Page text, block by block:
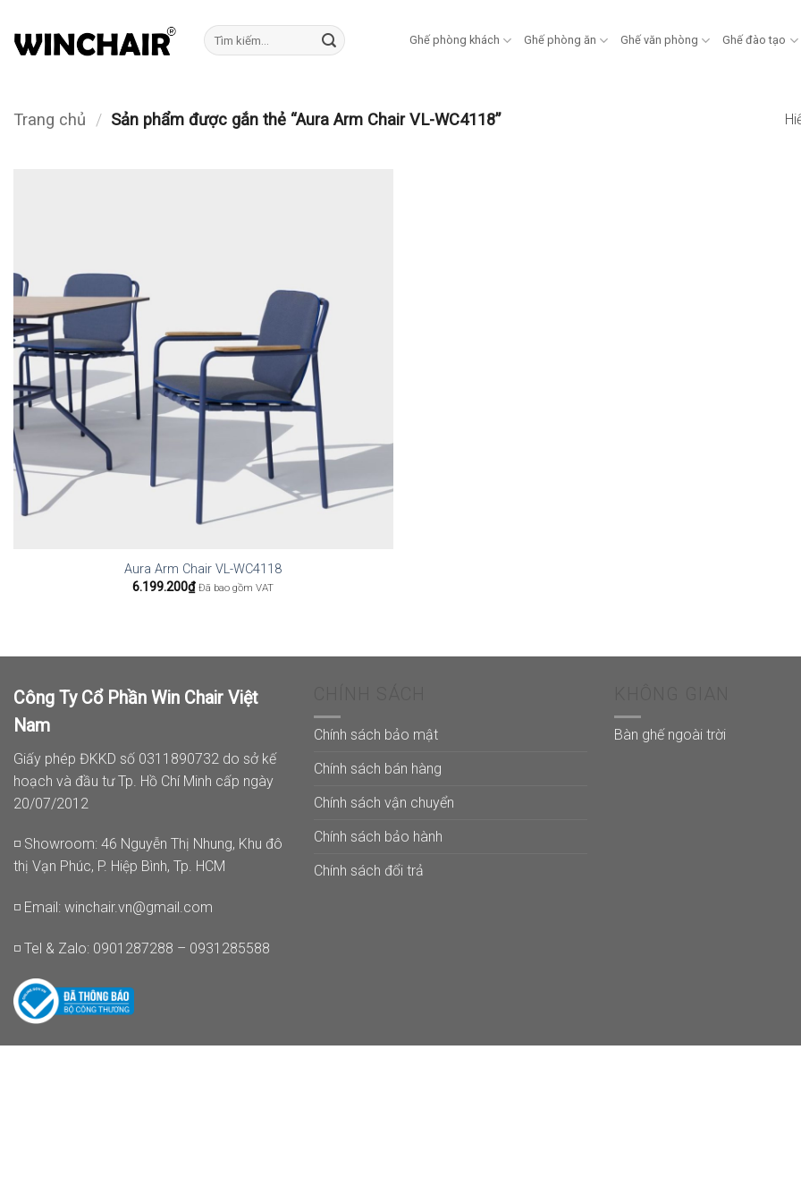
qua
Tìm
kiếm:
Ghế phòng khách Ghế phòng ăn Ghế văn phòng Ghế đào tạo
Trang chủ / Sản phẩm được gắn thẻ “Aura Arm Chair VL-WC4118”
Aura Arm Chair VL-WC4118
6.199.200₫ Đã bao gồm VAT
Công Ty Cổ Phần Win Chair Việt
Nam
Giấy phép ĐKKD số 0311890732 do sở kế
hoạch và đầu tư Tp. Hồ Chí Minh cấp ngày
20/07/2012
◽ Showroom: 46 Nguyễn Thị Nhung, Khu đô
thị Vạn Phúc, P. Hiệp Bình, Tp. HCM
◽ Email: winchair.vn@gmail.com
◽ Tel & Zalo: 0901287288 – 0931285588
Chính sách bảo mật
Chính sách bán hàng
Chính sách vận chuyển
Chính sách bảo hành
Chính sách đổi trả
Bàn ghế ngoài trời